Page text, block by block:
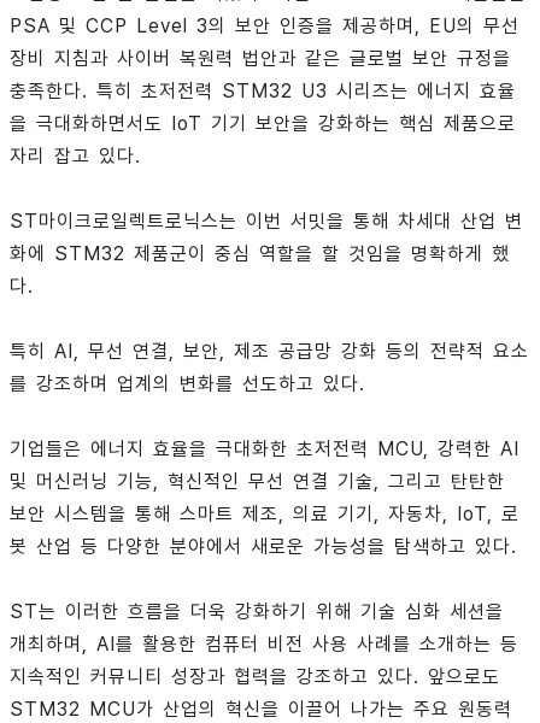
PSA 및 CCP Level 3의 보안 인증을 제공하며, EU의 무선
장비 지침과 사이버 복원력 법안과 같은 글로벌 보안 규정을
충족한다. 특히 초저전력 STM32 U3 시리즈는 에너지 효율
을 극대화하면서도 IoT 기기 보안을 강화하는 핵심 제품으로
자리 잡고 있다.
ST마이크로일렉트로닉스는 이번 서밋을 통해 차세대 산업 변
화에 STM32 제품군이 중심 역할을 할 것임을 명확하게 했
다.
특히 AI, 무선 연결, 보안, 제조 공급망 강화 등의 전략적 요소
를 강조하며 업계의 변화를 선도하고 있다.
기업들은 에너지 효율을 극대화한 초저전력 MCU, 강력한 AI
및 머신러닝 기능, 혁신적인 무선 연결 기술, 그리고 탄탄한
보안 시스템을 통해 스마트 제조, 의료 기기, 자동차, IoT, 로
봇 산업 등 다양한 분야에서 새로운 가능성을 탐색하고 있다.
ST는 이러한 흐름을 더욱 강화하기 위해 기술 심화 세션을
개최하며, AI를 활용한 컴퓨터 비전 사용 사례를 소개하는 등
지속적인 커뮤니티 성장과 협력을 강조하고 있다. 앞으로도
STM32 MCU가 산업의 혁신을 이끌어 나가는 주요 원동력